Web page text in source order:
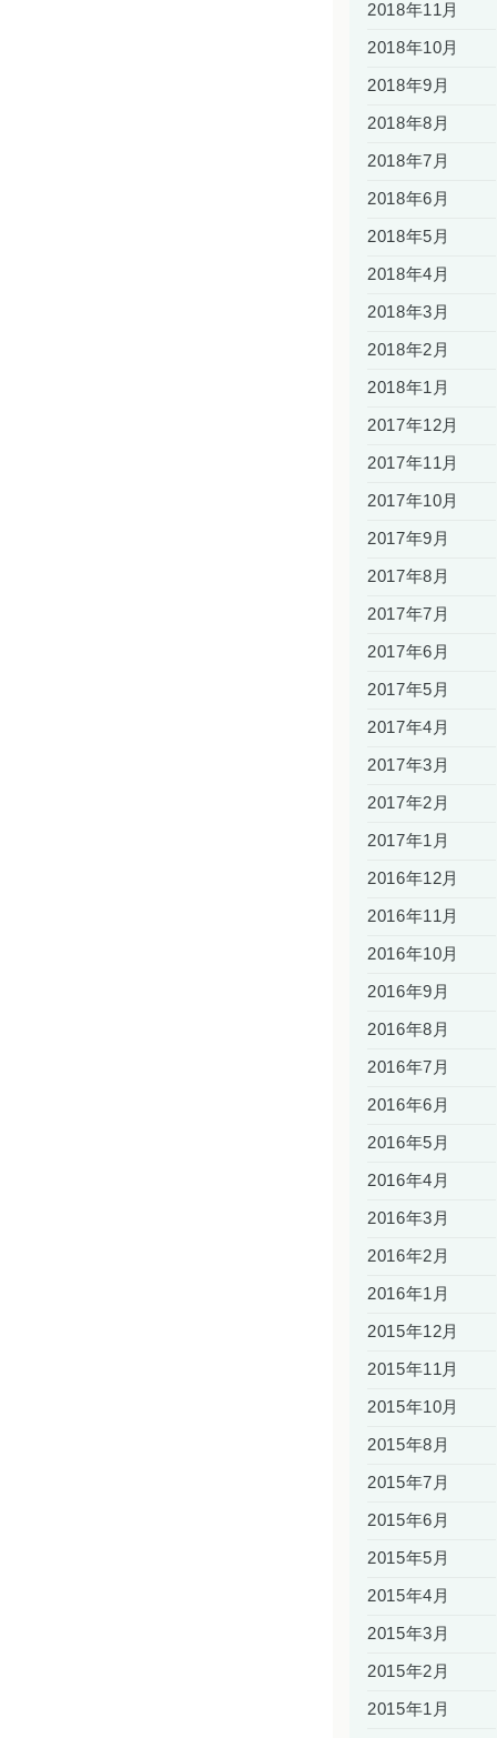
2018年11月
2018年10月
2018年9月
2018年8月
2018年7月
2018年6月
2018年5月
2018年4月
2018年3月
2018年2月
2018年1月
2017年12月
2017年11月
2017年10月
2017年9月
2017年8月
2017年7月
2017年6月
2017年5月
2017年4月
2017年3月
2017年2月
2017年1月
2016年12月
2016年11月
2016年10月
2016年9月
2016年8月
2016年7月
2016年6月
2016年5月
2016年4月
2016年3月
2016年2月
2016年1月
2015年12月
2015年11月
2015年10月
2015年8月
2015年7月
2015年6月
2015年5月
2015年4月
2015年3月
2015年2月
2015年1月